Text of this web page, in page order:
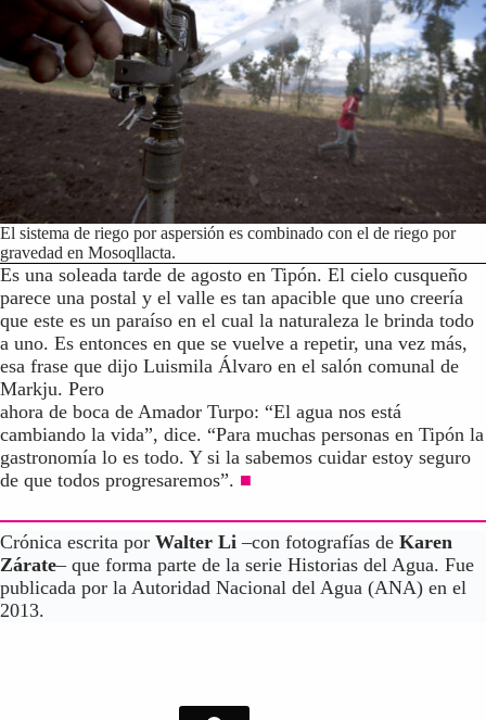
El sistema de riego por aspersión es combinado con el de riego por
gravedad en Mosoqllacta.
Es una soleada tarde de agosto en Tipón. El cielo cusqueño
parece una postal y el valle es tan apacible que uno creería
que este es un paraíso en el cual la naturaleza le brinda todo
a uno. Es entonces en que se vuelve a repetir, una vez más,
esa frase que dijo Luismila Álvaro en el salón comunal de
Markju. Pero
ahora de boca de Amador Turpo: “El agua nos está
cambiando la vida”, dice. “Para muchas personas en Tipón la
gastronomía lo es todo. Y si la sabemos cuidar estoy seguro
de que todos progresaremos”. ■
Crónica escrita por Walter Li –con fotografías de Karen
Zárate– que forma parte de la serie Historias del Agua. Fue
publicada por la Autoridad Nacional del Agua (ANA) en el
2013.